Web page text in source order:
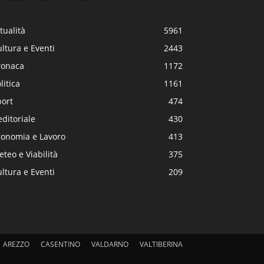
5961
e Eventi
2443
1172
1161
474
430
e Lavoro
413
e Viabilità
375
e Eventi
209
AREZZO CASENTINO VALDARNO VALTIBERINA